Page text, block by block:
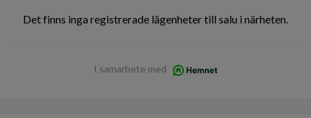
Det finns inga registrerade lägenheter till salu i närheten.
I samarbete med